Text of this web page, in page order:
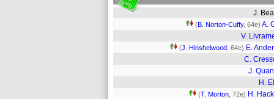
J.
(B. Norton-Cuffy, 64e) A.
V.
(J. Hinshelwood , 64e) E.
C.
J.
H.
(T. Morton , 72e) H.